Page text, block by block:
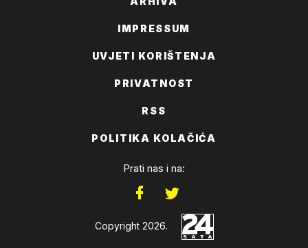
IMPRESSUM
UVJETI KORIŠTENJA
PRIVATNOST
RSS
POLITIKA KOLAČIĆA
Prati nas i na:
Copyright 2026.